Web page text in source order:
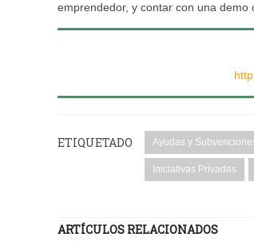
emprendedor, y contar con una demo
ETIQUETADO Ayudas y
Iniciativas Privadas
ARTÍCULOS RELACIONADOS